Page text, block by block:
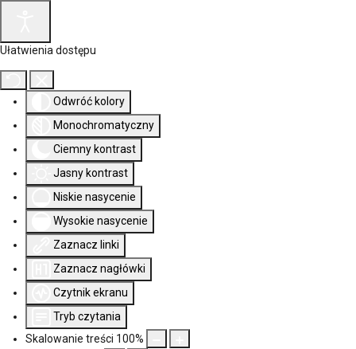
Ułatwienia dostępu
Odwróć kolory
Monochromatyczny
Ciemny kontrast
Jasny kontrast
Niskie nasycenie
Wysokie nasycenie
Zaznacz linki
Zaznacz nagłówki
Czytnik ekranu
Tryb czytania
Skalowanie treści 100%